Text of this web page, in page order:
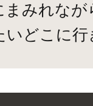
みれな
いどこに